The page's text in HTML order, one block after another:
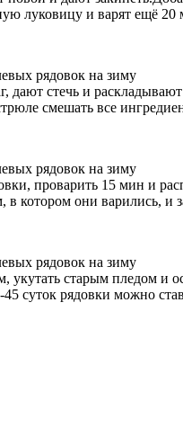
луковицу и варят ещё 20
дают стечь и
смешать все
проварить 15 мин и
в котором они варились, и
укутать старым пледом и
суток рядовки можно